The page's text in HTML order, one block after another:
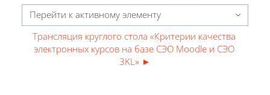
Перейти к активному элементу
Трансляция круглого стола «Критерии качества
электронных курсов на базе СЭО Moodle и СЭО
3KL» ►